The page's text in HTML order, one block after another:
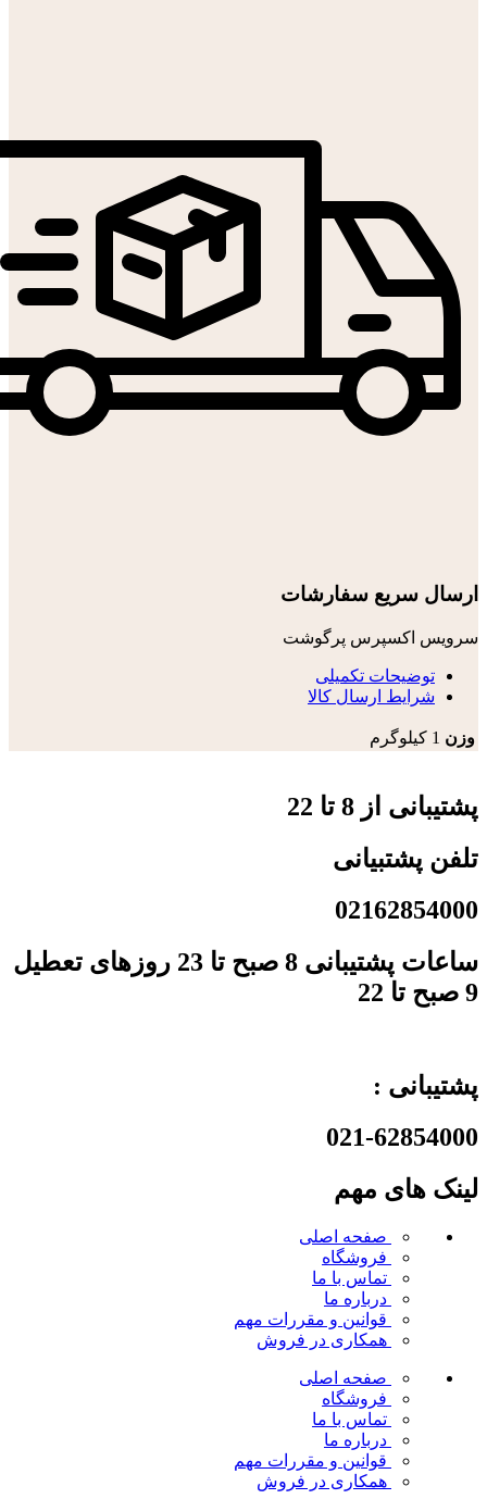
ارسال سریع سفارشات
سرویس اکسپرس پرگوشت
توضیحات تکمیلی
شرایط ارسال کالا
وزن 1 کیلوگرم
پشتیبانی از 8 تا 22
تلفن پشتبیانی
02162854000
ساعات پشتیبانی 8 صبح تا 23 روزهای تعطیل
9 صبح تا 22
پشتیبانی :
021-62854000
لینک های مهم
صفحه اصلی
فروشگاه
تماس با ما
درباره ما
قوانین و مقررات مهم
همکاری در فروش
صفحه اصلی
فروشگاه
تماس با ما
درباره ما
قوانین و مقررات مهم
همکاری در فروش